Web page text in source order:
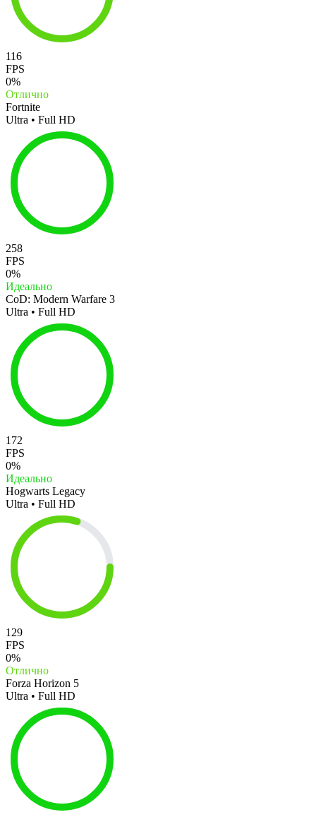
116
FPS
0%
Отлично
Fortnite
Ultra • Full HD
258
FPS
0%
Идеально
CoD: Modern Warfare 3
Ultra • Full HD
172
FPS
0%
Идеально
Hogwarts Legacy
Ultra • Full HD
129
FPS
0%
Отлично
Forza Horizon 5
Ultra • Full HD